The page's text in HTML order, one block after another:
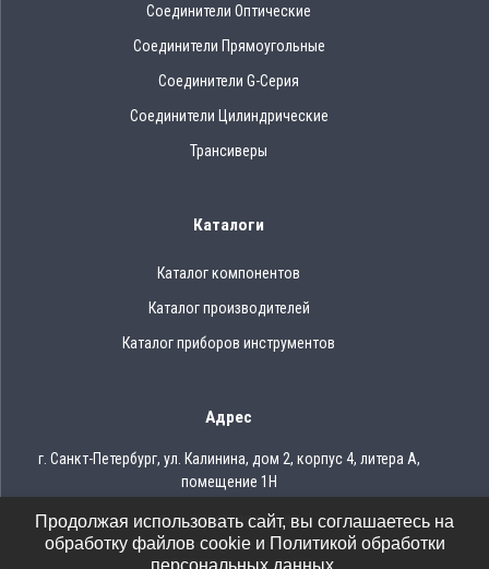
Соединители Оптические
Соединители Прямоугольные
Соединители G-Серия
Соединители Цилиндрические
Трансиверы
Каталоги
Каталог компонентов
Каталог производителей
Каталог приборов инструментов
Адрес
г. Санкт-Петербург, ул. Калинина, дом 2, корпус 4, литера А,
помещение 1Н
Тел.: 8 (812) 309-75-97
Email: ocean@oceanchips.ru
Продолжая использовать сайт, вы соглашаетесь на
обработку файлов cookie и Политикой обработки